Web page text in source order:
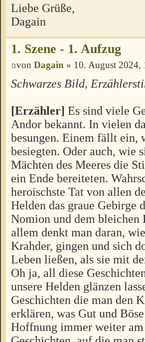
Liebe Grüße,
Dagain
1. Szene - 1. Aufzug
von Dagain » 10. August 2024,
Schwarzes Bild,
[Erzähler] Es sind viele
Andor bekannt. In vielen
besungen. Einem fällt ein,
besiegten. Oder auch, wie
Mächten des Meeres die
ein Ende bereiteten.
heroischste Tat von allen
Helden das graue Gebirge
Nomion und dem
allem denkt man daran,
Krahder, gingen und sich
Leben ließen, als sie mit
Oh ja, all diese
unsere Helden glänzen
Geschichten die man den
erklären, was Gut und
Hoffnung immer weiter